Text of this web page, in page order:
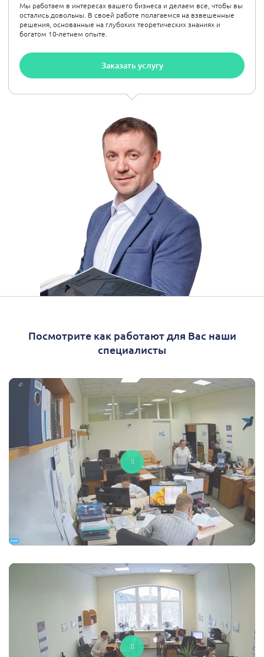
Мы работаем в интересах вашего бизнеса и делаем все, чтобы вы
остались довольны. В своей работе полагаемся на взвешенные
решения, основанные на глубоких теоретических знаниях и
богатом 10-летнем опыте.
Заказать услугу
Посмотрите как работают для Вас наши
специалисты